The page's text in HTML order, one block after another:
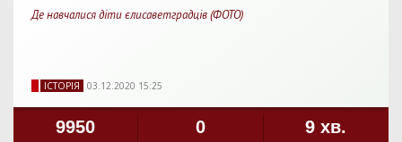
Де навчалися діти єлисаветградців (ФОТО)
IСТОРIЯ 03.12.2020 15:25
9950 0 9 хв.